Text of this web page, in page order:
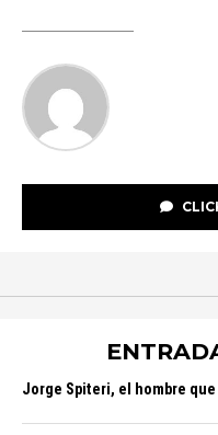
Jorge Spiteri, el hombre